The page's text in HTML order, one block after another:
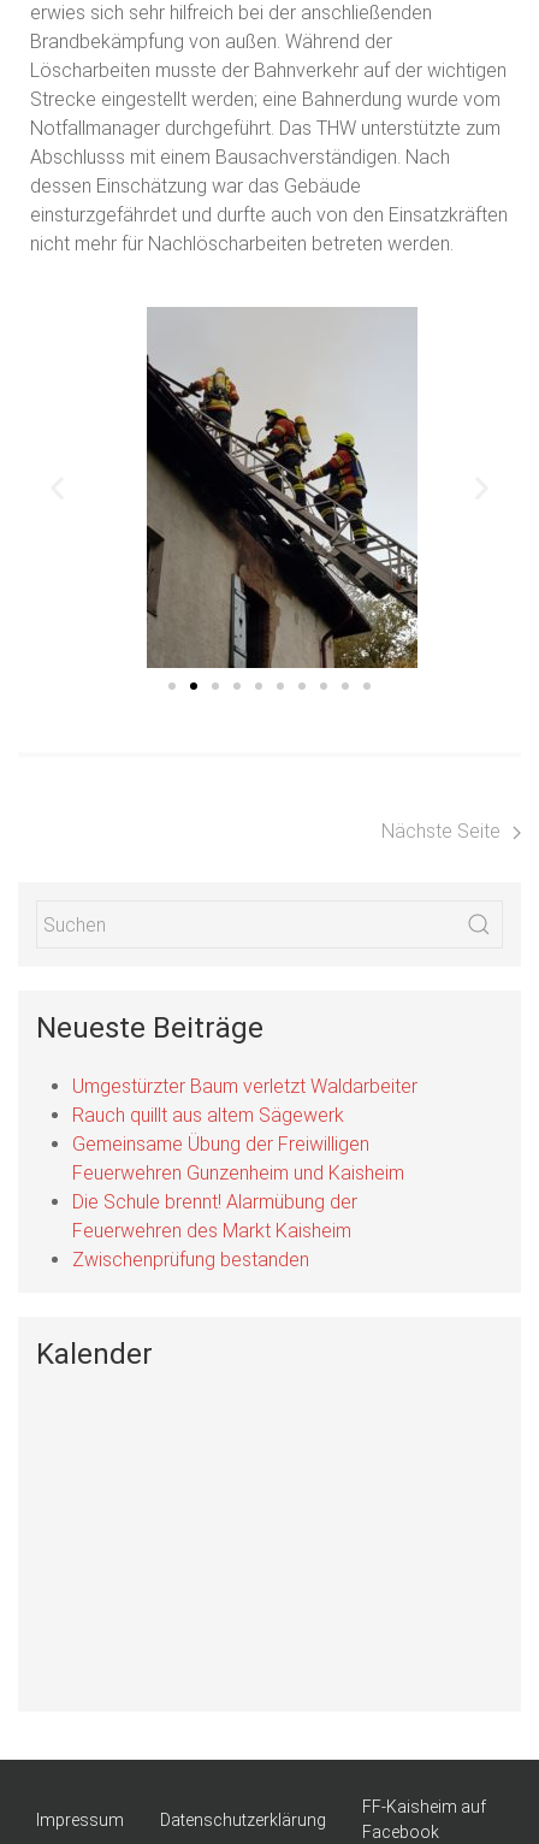
erwies sich sehr hilfreich bei der anschließenden
Brandbekämpfung von außen. Während der
Löscharbeiten musste der Bahnverkehr auf der wichtigen
Strecke eingestellt werden; eine Bahnerdung wurde vom
Notfallmanager durchgeführt. Das THW unterstützte zum
Abschlusss mit einem Bausachverständigen. Nach
dessen Einschätzung war das Gebäude
einsturzgefährdet und durfte auch von den Einsatzkräften
nicht mehr für Nachlöscharbeiten betreten werden.
Nächste Seite
Neueste Beiträge
Umgestürzter Baum verletzt Waldarbeiter
Rauch quillt aus altem Sägewerk
Gemeinsame Übung der Freiwilligen
Feuerwehren Gunzenheim und Kaisheim
Die Schule brennt! Alarmübung der
Feuerwehren des Markt Kaisheim
Zwischenprüfung bestanden
Kalender
Impressum Datenschutzerklärung
FF-Kaisheim auf
Facebook